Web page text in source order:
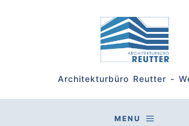
Architekturbüro Reutter -
MENU